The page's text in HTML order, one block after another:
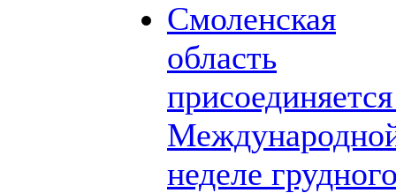
Смоленская
область
неделе